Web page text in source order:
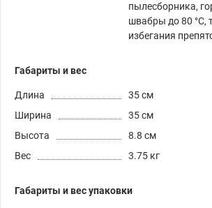
пылесборника,
швабры до 80 °C,
избегания
Габариты и вес
Длина
35 см
Ширина
35 см
Высота
8.8 см
Вес
3.75 кг
Габариты и вес упаковки